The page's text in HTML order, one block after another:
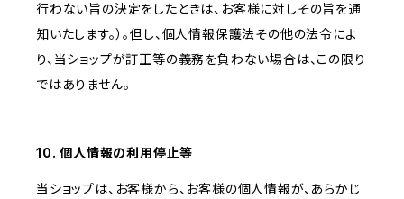
行わない旨の決定をしたときは、お客様に対しその旨を通
知いたします。）。但し、個人情報保護法その他の法令によ
り、当ショップが訂正等の義務を負わない場合は、この限り
ではありません。
10. 個人情報の利用停止等
当ショップは、お客様から、お客様の個人情報が、あらかじ